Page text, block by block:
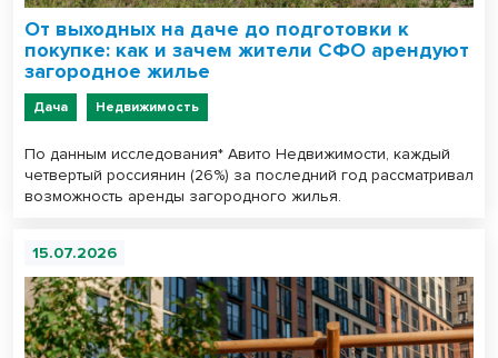
От выходных на даче до подготовки к
покупке: как и зачем жители СФО арендуют
загородное жилье
Дача Недвижимость
По данным исследования* Авито Недвижимости, каждый
четвертый россиянин (26%) за последний год рассматривал
возможность аренды загородного жилья.
15.07.2026